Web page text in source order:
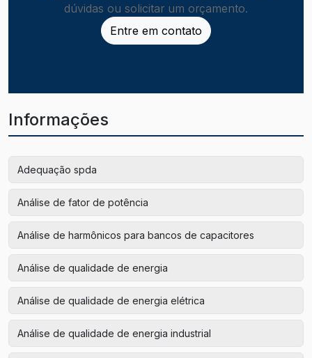
dúvidas ou solicitar um orçamento.
Entre em contato
Informações
Adequação spda
Análise de fator de potência
Análise de harmônicos para bancos de capacitores
Análise de qualidade de energia
Análise de qualidade de energia elétrica
Análise de qualidade de energia industrial